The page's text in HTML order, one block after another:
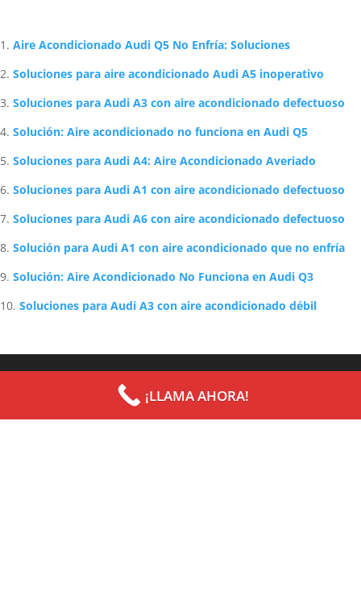
Aire Acondicionado Audi Q5 No Enfría: Soluciones
Soluciones para aire acondicionado Audi A5 inoperativo
Soluciones para Audi A3 con aire acondicionado defectuoso
Solución: Aire acondicionado no funciona en Audi Q5
Soluciones para Audi A4: Aire Acondicionado Averiado
Soluciones para Audi A1 con aire acondicionado defectuoso
Soluciones para Audi A6 con aire acondicionado defectuoso
Solución para Audi A1 con aire acondicionado que no enfría
Solución: Aire Acondicionado No Funciona en Audi Q3
Soluciones para Audi A3 con aire acondicionado débil
Archives Categories
¡LLAMA AHORA!